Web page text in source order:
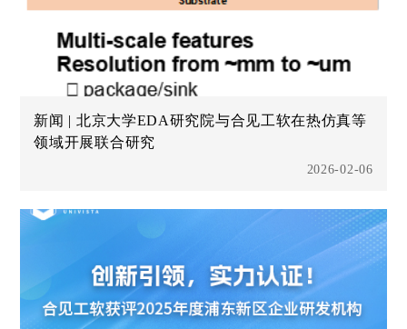
新闻 | 北京大学EDA研究院与合见工软在热仿真等
领域开展联合研究
2026-02-06